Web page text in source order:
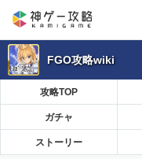
FGO攻略wiki
攻略TOP
ガチャ
ストーリー